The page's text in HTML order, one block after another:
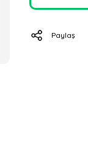
Paylaş